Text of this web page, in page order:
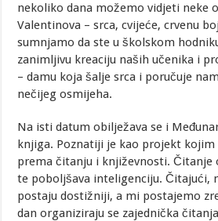
nekoliko dana možemo vidjeti neke
Valentinova – srca, cvijeće, crvenu
sumnjamo da ste u školskom
zanimljivu kreaciju naših učenika i
– damu koja šalje srca i poručuje
nečijeg osmijeha.
Na isti datum obilježava se i
knjiga. Poznatiji je kao projekt
prema čitanju i književnosti. Čitanje
te poboljšava inteligenciju. Čitajući,
postaju dostižniji, a mi postajemo
dan organiziraju se zajednička